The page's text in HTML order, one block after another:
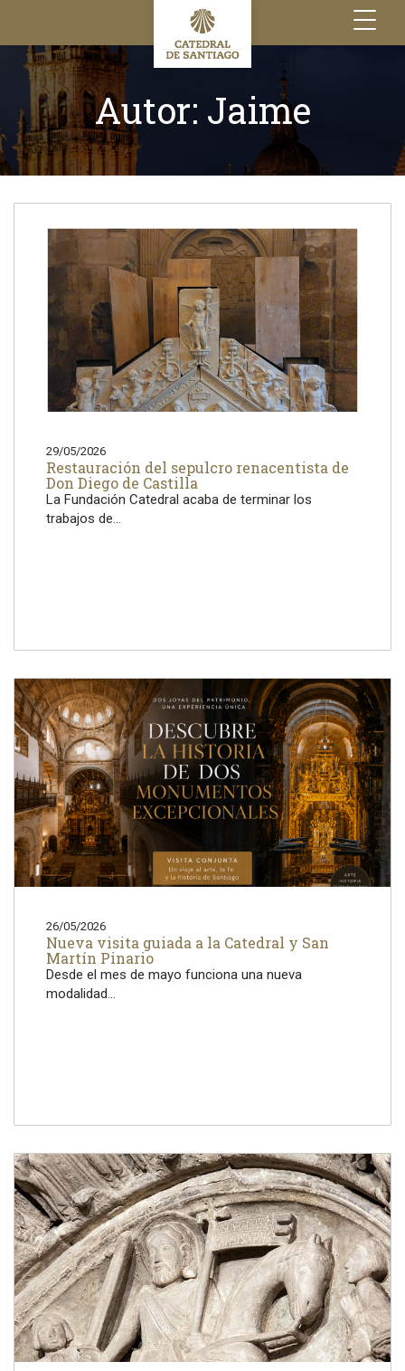
Toggle
navigation
Autor: Jaime
29/05/2026
Restauración del sepulcro renacentista de
Don Diego de Castilla
La Fundación Catedral acaba de terminar los
trabajos de...
26/05/2026
Nueva visita guiada a la Catedral y San
Martín Pinario
Desde el mes de mayo funciona una nueva
modalidad...